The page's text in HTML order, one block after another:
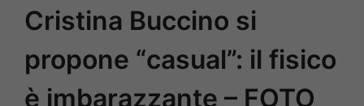
Cristina Buccino si
propone “casual”: il fisico
è imbarazzante – FOTO